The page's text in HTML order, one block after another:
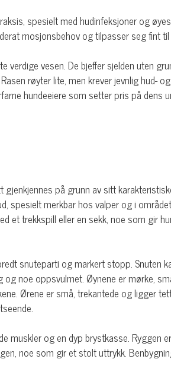
spesielt med hudinfeksjoner og
mosjonsbehov og tilpasser seg fint
verdige vesen. De bjeffer sjelden uten
røyter lite, men krever jevnlig hud-
hundeeiere som setter pris på
på grunn av sitt
spesielt merkbar hos valper og i
et trekkspill eller en sekk, noe som gir
snuteparti og markert stopp. Snuten
noe oppsvulmet. Øynene er mørke,
Ørene er små, trekantede og ligger
muskler og en dyp brystkasse. Ryggen
noe som gir et stolt uttrykk.